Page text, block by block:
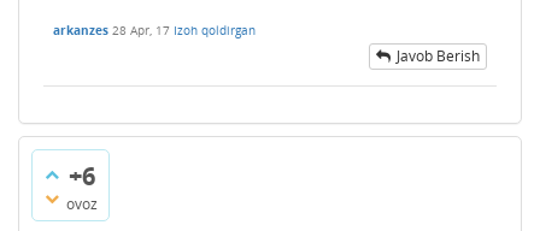
arkanzes 28 Apr, 17 Izoh qoldirgan
Javob Berish
+6
ovoz